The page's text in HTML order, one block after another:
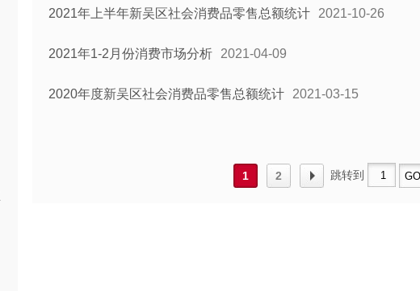
2021年上半年新吴区社会消费品零售总额统计 2021-10-26
2021年1-2月份消费市场分析 2021-04-09
2020年度新吴区社会消费品零售总额统计 2021-03-15
1 2 跳转到